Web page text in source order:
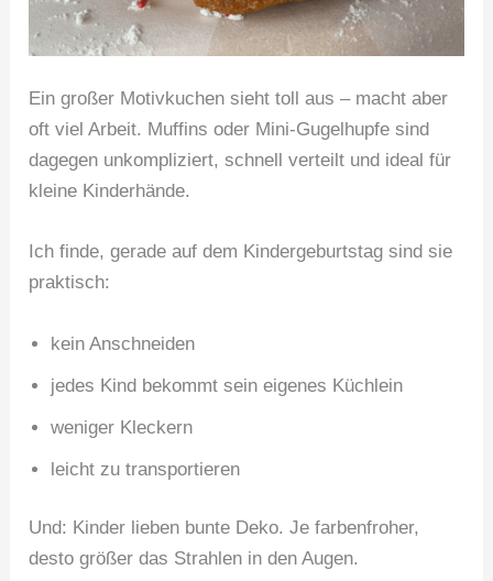
Ein großer Motivkuchen sieht toll aus – macht aber
oft viel Arbeit. Muffins oder Mini-Gugelhupfe sind
dagegen unkompliziert, schnell verteilt und ideal für
kleine Kinderhände.
Ich finde, gerade auf dem Kindergeburtstag sind sie
praktisch:
kein Anschneiden
jedes Kind bekommt sein eigenes Küchlein
weniger Kleckern
leicht zu transportieren
Und: Kinder lieben bunte Deko. Je farbenfroher,
desto größer das Strahlen in den Augen.